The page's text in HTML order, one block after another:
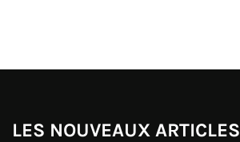
LES NOUVEAUX ARTICLES